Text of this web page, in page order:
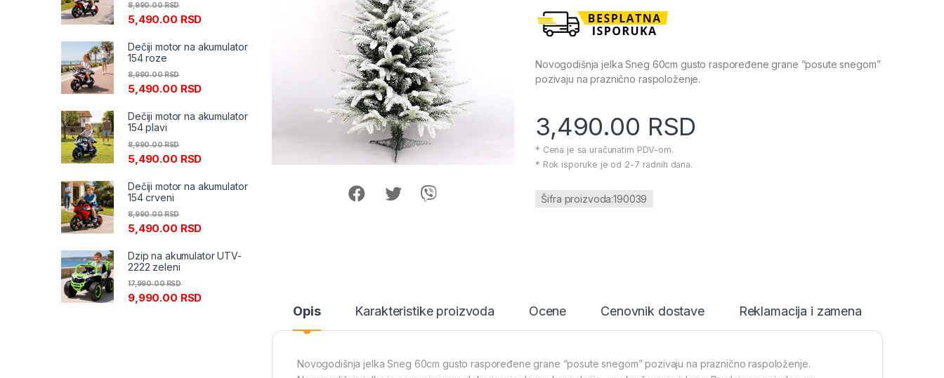
Novogodišnja jelka Sneg 60cm gusto raspoređene grane “posute snegom”
pozivaju na praznično raspoloženje.
3,490.00 RSD
* Cena je sa uračunatim PDV-om.
* Rok isporuke je od 2-7 radnih dana.
Šifra proizvoda:190039
Opis Karakteristike proizvoda Ocene Cenovnik dostave Reklamacija i zamena
Novogodišnja jelka Sneg 60cm gusto raspoređene grane “posute snegom” pozivaju na praznično raspoloženje.
5,490.00 RSD
8,990.00RSD
Dečiji motor na akumulator
154 roze
5,490.00 RSD
8,990.00RSD
Dečiji motor na akumulator
154 plavi
5,490.00 RSD
8,990.00RSD
Dečiji motor na akumulator
154 crveni
5,490.00 RSD
8,990.00RSD
Dzip na akumulator UTV-
2222 zeleni
9,990.00 RSD
17,990.00RSD